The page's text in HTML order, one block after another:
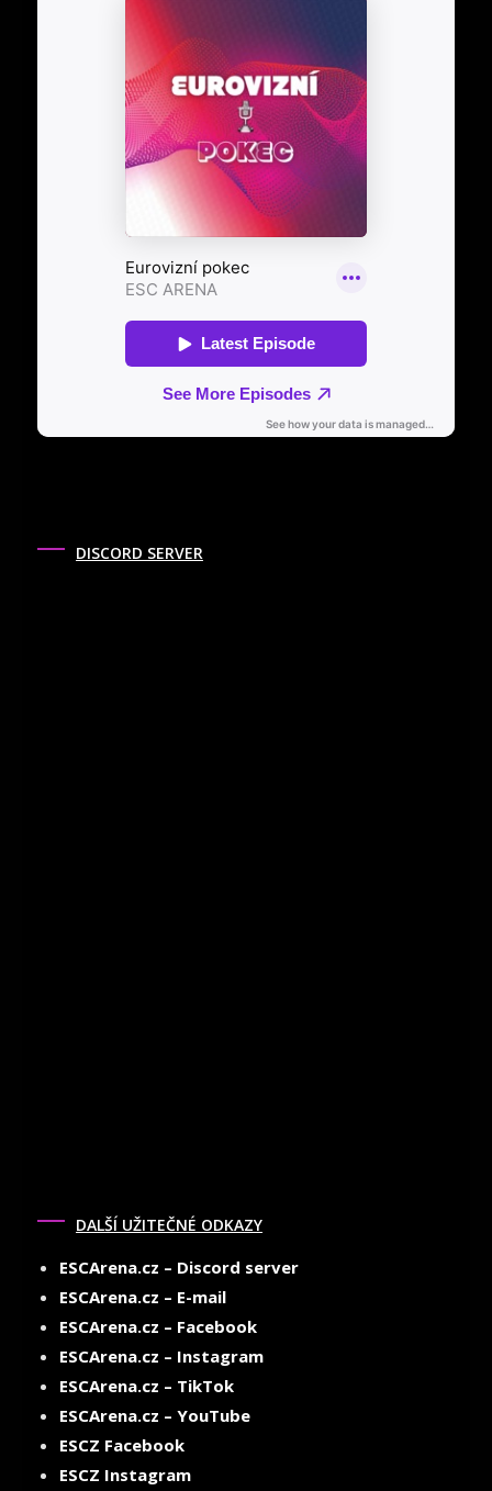
DISCORD SERVER
DALŠÍ UŽITEČNÉ ODKAZY
ESCArena.cz – Discord server
ESCArena.cz – E-mail
ESCArena.cz – Facebook
ESCArena.cz – Instagram
ESCArena.cz – TikTok
ESCArena.cz – YouTube
ESCZ Facebook
ESCZ Instagram